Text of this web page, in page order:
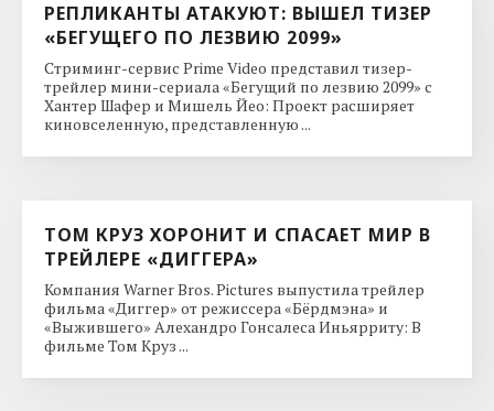
РЕПЛИКАНТЫ АТАКУЮТ: ВЫШЕЛ ТИЗЕР
«БЕГУЩЕГО ПО ЛЕЗВИЮ 2099»
Стриминг-сервис Prime Video представил тизер-
трейлер мини-сериала «Бегущий по лезвию 2099» с
Хантер Шафер и Мишель Йео: Проект расширяет
киновселенную, представленную ...
ТОМ КРУЗ ХОРОНИТ И СПАСАЕТ МИР В
ТРЕЙЛЕРЕ «ДИГГЕРА»
Компания Warner Bros. Pictures выпустила трейлер
фильма «Диггер» от режиссера «Бёрдмэна» и
«Выжившего» Алехандро Гонсалеса Иньярриту: В
фильме Том Круз ...